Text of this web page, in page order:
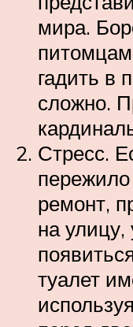
мира.
гадить в
сложно.
Стресс.
пережило
ремонт,
на улицу,
туалет